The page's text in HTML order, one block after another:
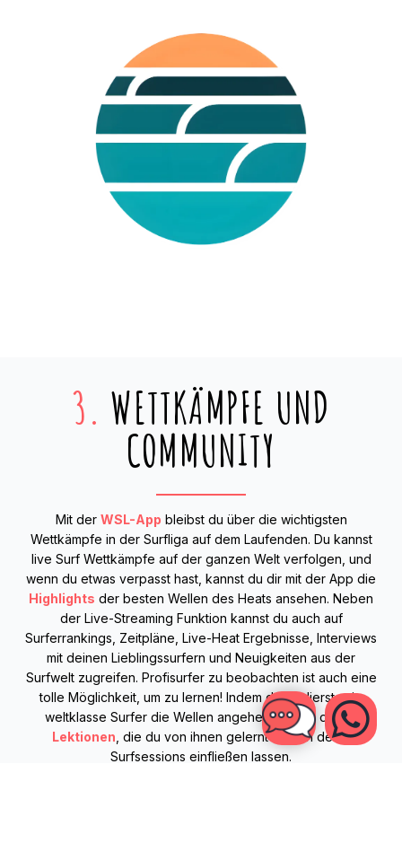
3. WETTKÄMPFE UND
COMMUNITY
Mit der WSL-App bleibst du über die wichtigsten
Wettkämpfe in der Surfliga auf dem Laufenden. Du kannst
live Surf Wettkämpfe auf der ganzen Welt verfolgen, und
wenn du etwas verpasst hast, kannst du dir mit der App die
Highlights der besten Wellen des Heats ansehen. Neben
der Live-Streaming Funktion kannst du auch auf
Surferrankings, Zeitpläne, Live-Heat Ergebnisse, Interviews
mit deinen Lieblingssurfern und Neuigkeiten aus der
Surfwelt zugreifen. Profisurfer zu beobachten ist auch eine
tolle Möglichkeit, um zu lernen! Indem du studierst, wie
weltklasse Surfer die Wellen angehen, kannst du die
Lektionen , die du von ihnen gelernt hast, in deine
Surfsessions einfließen lassen.